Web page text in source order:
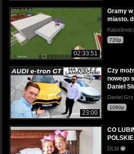
02:33:51
Gramy
miasto.
720p
23:00
Czy
nowego
Daniel
Daniel
1080p
CO
DLM